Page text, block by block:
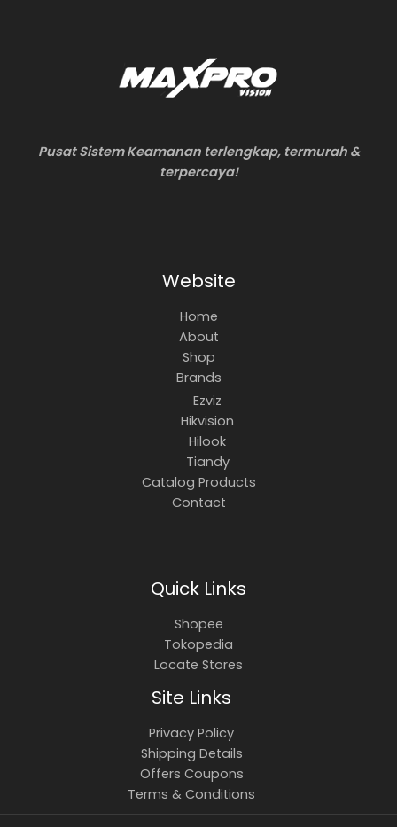
Pusat Sistem Keamanan terlengkap, termurah &
terpercaya!
Website
Home
About
Shop
Brands
Ezviz
Hikvision
Hilook
Tiandy
Catalog Products
Contact
Quick Links
Shopee
Tokopedia
Locate Stores
Site Links
Privacy Policy
Shipping Details
Offers Coupons
Terms & Conditions